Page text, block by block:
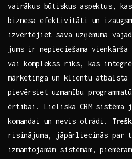
vairākus būtiskus aspektus,
biznesa efektivitāti un
izvērtējiet sava uzņēmuma
‍jums⁤ ir nepieciešama
vai‍ komplekss ​rīks, ⁤kas ⁣integrē
mārketinga un klientu atbalsta
‍pievērsiet uzmanību
ērtībai. Lieliska CRM sistēma‌
‌komandai un⁢ nevis otrādi.
risinājuma, jāpārliecinās par
izmantojamām sistēmām,